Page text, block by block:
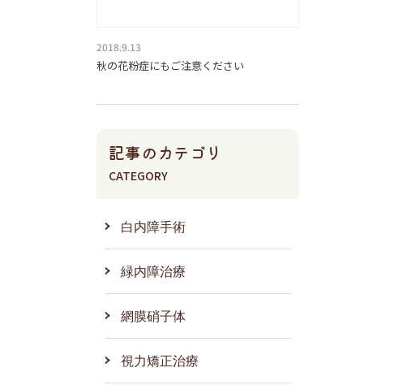
2018.9.13
秋の花粉症にもご注意ください
記事のカテゴリ
CATEGORY
白内障手術
緑内障治療
網膜硝子体
視力矯正治療